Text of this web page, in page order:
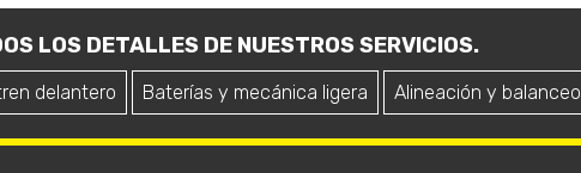
LOS DETALLES DE NUESTROS SERVICIOS.
delantero Baterías y mecánica ligera Alineación y balanceo